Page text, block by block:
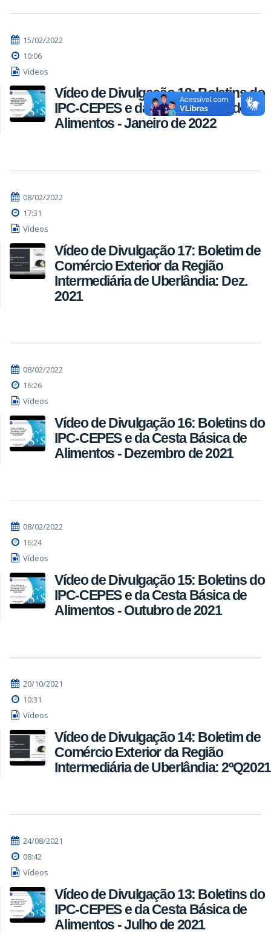
15/02/2022
10:06
Vídeos
Vídeo de Divulgação 18: Boletins do
IPC-CEPES e da Cesta Básica de
Alimentos - Janeiro de 2022
08/02/2022
17:31
Vídeos
Vídeo de Divulgação 17: Boletim de
Comércio Exterior da Região
Intermediária de Uberlândia: Dez.
2021
08/02/2022
16:26
Vídeos
Vídeo de Divulgação 16: Boletins do
IPC-CEPES e da Cesta Básica de
Alimentos - Dezembro de 2021
08/02/2022
16:24
Vídeos
Vídeo de Divulgação 15: Boletins do
IPC-CEPES e da Cesta Básica de
Alimentos - Outubro de 2021
20/10/2021
10:31
Vídeos
Vídeo de Divulgação 14: Boletim de
Comércio Exterior da Região
Intermediária de Uberlândia: 2ºQ2021
24/08/2021
08:42
Vídeos
Vídeo de Divulgação 13: Boletins do
IPC-CEPES e da Cesta Básica de
Alimentos - Julho de 2021